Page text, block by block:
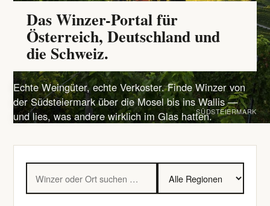
Das Winzer-Portal für
Österreich, Deutschland und
die Schweiz.
Echte Weingüter, echte Verkoster. Finde Winzer von
der Südsteiermark über die Mosel bis ins Wallis —
und lies, was andere wirklich im Glas hatten.SÜDSTEIERMARK